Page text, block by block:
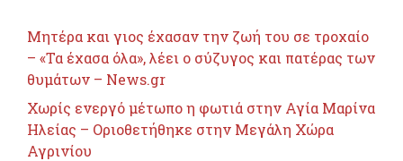
Μητέρα και γιος έχασαν την ζωή του σε τροχαίο
– «Τα έχασα όλα», λέει ο σύζυγος και πατέρας των
θυμάτων – News.gr
Χωρίς ενεργό μέτωπο η φωτιά στην Αγία Μαρίνα
Ηλείας – Οριοθετήθηκε στην Μεγάλη Χώρα
Αγρινίου